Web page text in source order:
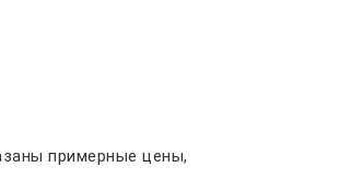
примерные цены,